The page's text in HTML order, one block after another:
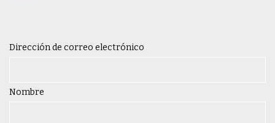
Dirección de correo electrónico
Nombre